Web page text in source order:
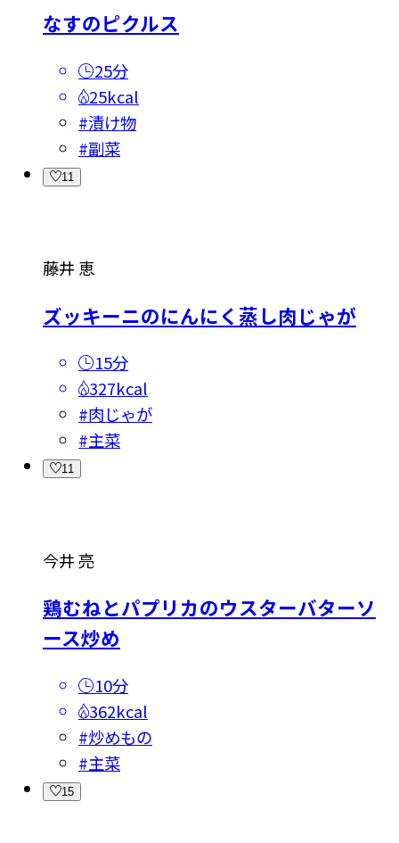
なすのピクルス
25分
25kcal
#漬け物
#副菜
11
藤井 恵
ズッキーニのにんにく蒸し肉じゃが
15分
327kcal
#肉じゃが
#主菜
11
今井 亮
鶏むねとパプリカのウスターバターソ
ース炒め
10分
362kcal
#炒めもの
#主菜
15